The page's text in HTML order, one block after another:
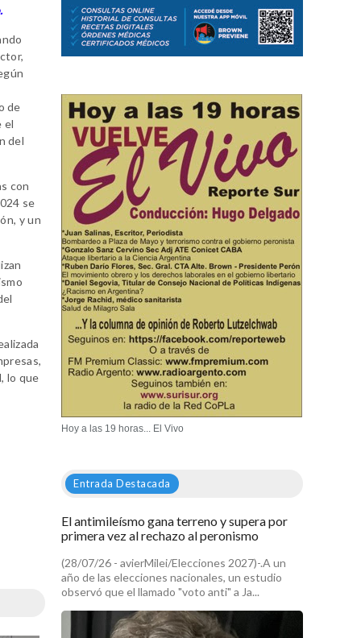
de
el
del
con
se
y un
lo que
Hoy a las 19 horas... El Vivo
Entrada Destacada
El antimileísmo gana terreno y supera por
primera vez al rechazo al peronismo
(28/07/26 - avierMilei/Elecciones 2027)-.A un
año de las elecciones nacionales, un estudio
observó que el llamado "voto anti" a Ja...